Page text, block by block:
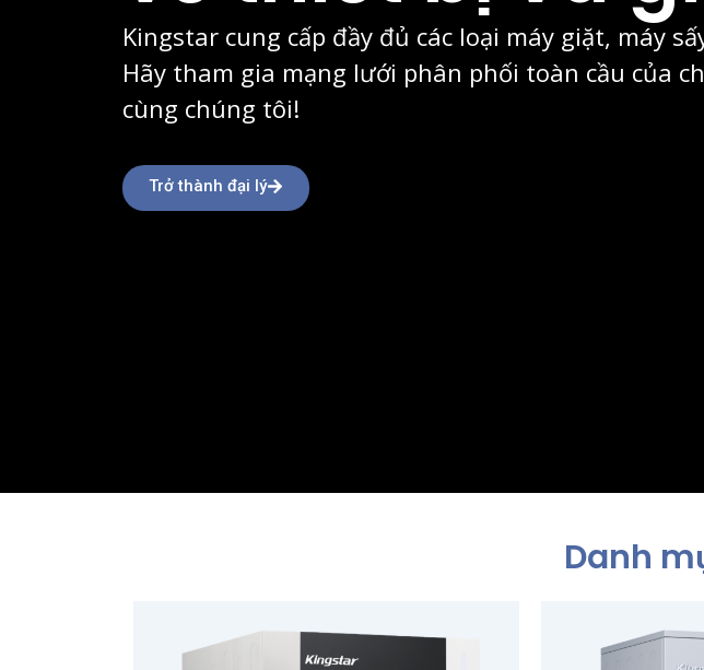
Kingstar cung cấp đầy đủ các loại máy giặt, máy
Hãy tham gia mạng lưới phân phối toàn cầu của
cùng chúng tôi!
Trở thành đại lý
Danh